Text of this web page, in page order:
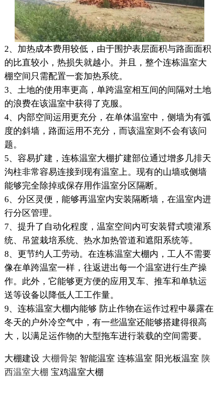
2、加热成本费用较低，由于围护表层面积与路面面积
的比直较小，热损失就越小。并且，整个连栋温室大
棚空间只需配置一套加热系统。
3、土地的使用率更高，单跨温室相互间的间隔对土地
的浪费在该温室中获得了克服。
4、内部空间运用更充分，在单体温室中，侧墙为有弧
度的斜墙，路面运用不充分，而该温室则不会有该问
题。
5、容易扩建，连栋温室大棚扩建部位通过增多几排天
沟柱非常容易连接到现有温室上。现有的山墙或侧墙
能够完全除掉或保存用作温室分区隔断。
6、分区灵便，能够再温室内安装隔断墙，在温室内进
行分区管理。
7、提升了自动化程度，温室空间内可安装臂式喷灌系
统、吊篮栽培系统、热水加热管道和遮阳系统等。
8、更节约人工劳动。在连栋温室大棚内，工人不需要
像在单跨温室一样，往返进出每一个温室进行生产操
作。此外，它能够更方便的应用叉车、推车和单轨运
送等设备以降低人工工作量。
9、连栋温室大棚内能够 防止作物在运作过程中暴露在
冬天的户外冷空气中，有一些温室还能够搭建得很高
大，以满足运作物的大型拖车进行装载的空间需要。
大棚建设 大棚骨架 智能温室 连栋温室 阳光板温室 陕
西温室大棚 宝鸡温室大棚